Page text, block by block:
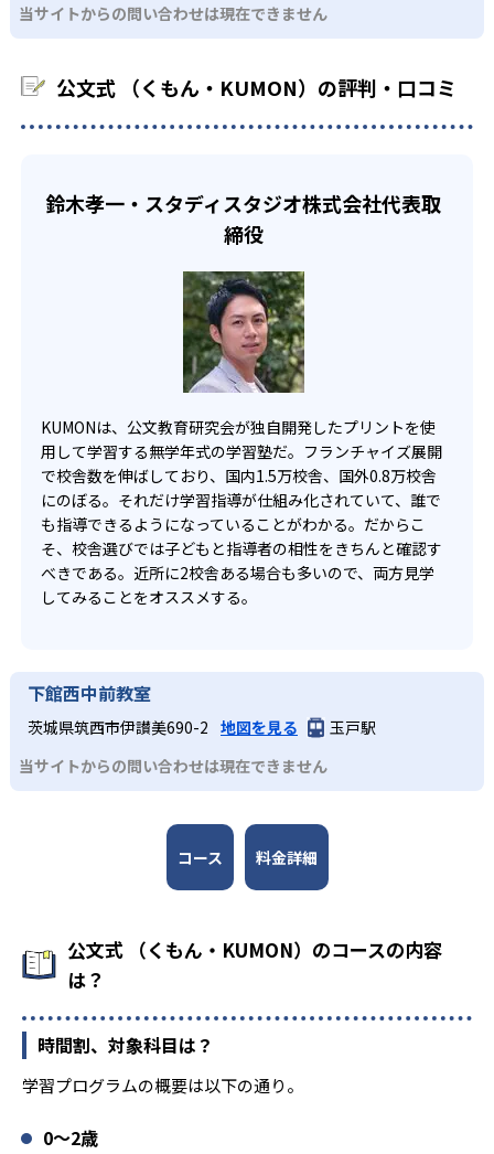
03 フレキシブルな受講スタイル
KUMONでは、教室が開いている時間内であれば、何曜日に
い中高生にも通室しやすい。また、教室によっては自宅か
る。苦手な科目でも自分で解けた達成感を味わうことで、
少しずつ苦手意識を克服できるだろう。
中学生・高校生
部活や習い事と両立したい生徒向け
宿題の量や進め方に関しては、いつでも気軽に相談可能
KUMONでは、中高生のクラスでも数学・英語・国語の3教
科に限られるため、その他の教科に関しては他塾を検討す
当サイトからの問い合わせは現在できません
公文式 （くもん・KUMON）の評判・口コミ
鈴木孝一・スタディスタジオ株式会社代表取
締役
KUMONは、公文教育研究会が独自開発したプリントを使
用して学習する無学年式の学習塾だ。フランチャイズ展開
で校舎数を伸ばしており、国内1.5万校舎、国外0.8万校舎
にのぼる。それだけ学習指導が仕組み化されていて、誰で
も指導できるようになっていることがわかる。だからこ
そ、校舎選びでは子どもと指導者の相性をきちんと確認す
べきである。近所に2校舎ある場合も多いので、両方見学
してみることをオススメする。
下館西中前教室
茨城県筑西市伊讃美690-2 地図を見る
玉戸駅
当サイトからの問い合わせは現在できません
コース 料金詳細
公文式 （くもん・KUMON）のコースの内容
は？
時間割、対象科目は？
学習プログラムの概要は以下の通り。
0〜2歳